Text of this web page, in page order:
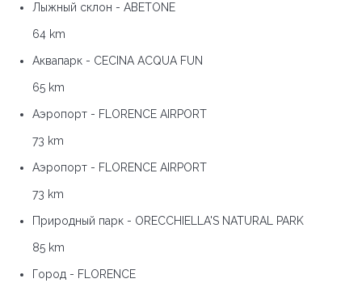
Лыжный склон - ABETONE
64 km
Аквапарк - CECINA ACQUA FUN
65 km
Аэропорт - FLORENCE AIRPORT
73 km
Аэропорт - FLORENCE AIRPORT
73 km
Природный парк - ORECCHIELLA'S NATURAL PARK
85 km
Город - FLORENCE